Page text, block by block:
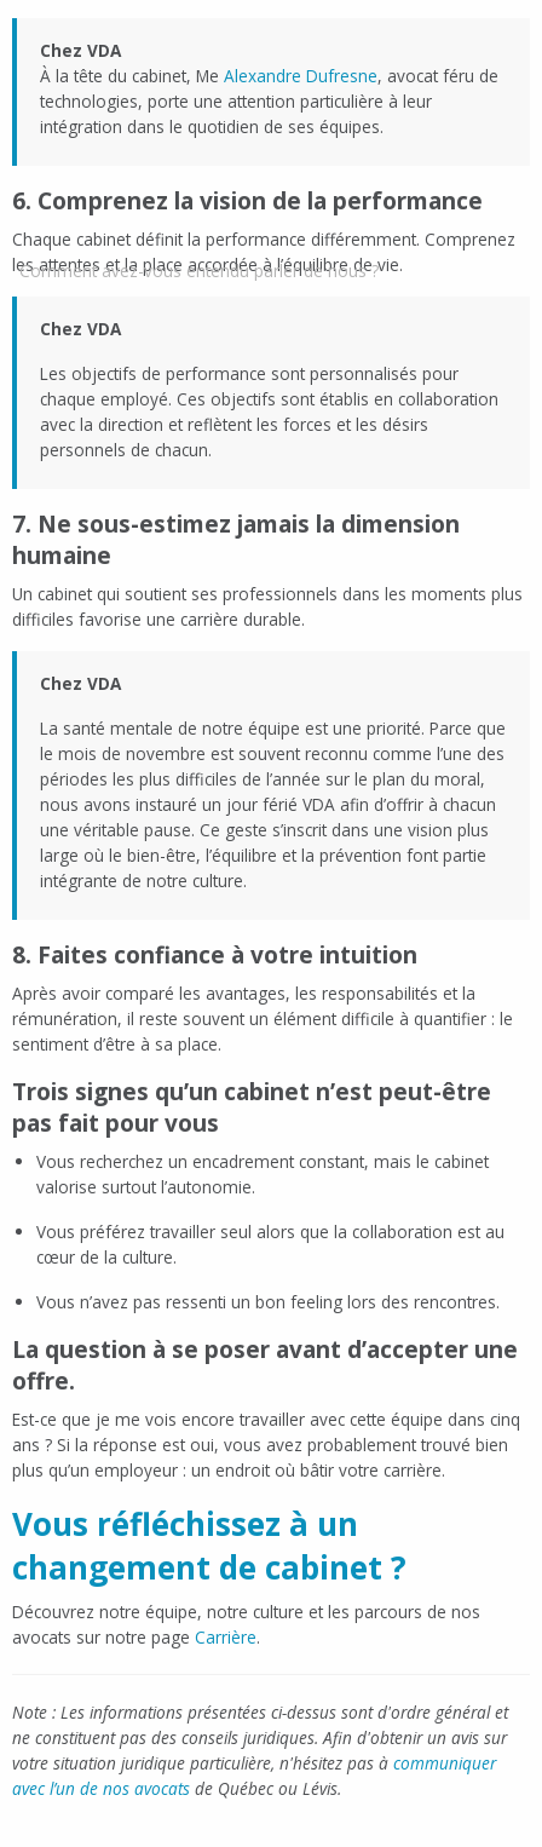
Chez VDA
À la tête du cabinet, Me Alexandre Dufresne, avocat féru de
technologies, porte une attention particulière à leur
intégration dans le quotidien de ses équipes.
6. Comprenez la vision de la performance
Chaque cabinet définit la performance différemment. Comprenez
les attentes et la place accordée à l’équilibre de vie.
Chez VDA
Les objectifs de performance sont personnalisés pour
chaque employé. Ces objectifs sont établis en collaboration
avec la direction et reflètent les forces et les désirs
personnels de chacun.
7. Ne sous-estimez jamais la dimension
humaine
Un cabinet qui soutient ses professionnels dans les moments plus
difficiles favorise une carrière durable.
Chez VDA
La santé mentale de notre équipe est une priorité. Parce que
le mois de novembre est souvent reconnu comme l’une des
périodes les plus difficiles de l’année sur le plan du moral,
nous avons instauré un jour férié VDA afin d’offrir à chacun
une véritable pause. Ce geste s’inscrit dans une vision plus
large où le bien-être, l’équilibre et la prévention font partie
intégrante de notre culture.
8. Faites confiance à votre intuition
Après avoir comparé les avantages, les responsabilités et la
rémunération, il reste souvent un élément difficile à quantifier : le
sentiment d’être à sa place.
Trois signes qu’un cabinet n’est peut-être
pas fait pour vous
Vous recherchez un encadrement constant, mais le cabinet
valorise surtout l’autonomie.
Vous préférez travailler seul alors que la collaboration est au
cœur de la culture.
Vous n’avez pas ressenti un bon feeling lors des rencontres.
La question à se poser avant d’accepter une
offre.
Est-ce que je me vois encore travailler avec cette équipe dans cinq
ans ? Si la réponse est oui, vous avez probablement trouvé bien
plus qu’un employeur : un endroit où bâtir votre carrière.
Vous réfléchissez à un
changement de cabinet ?
Découvrez notre équipe, notre culture et les parcours de nos
avocats sur notre page Carrière.
Note : Les informations présentées ci-dessus sont d'ordre général et
ne constituent pas des conseils juridiques. Afin d'obtenir un avis sur
votre situation juridique particulière, n'hésitez pas à communiquer
avec l’un de nos avocats de Québec ou Lévis.
Comment avez-vous entendu parler de nous ?